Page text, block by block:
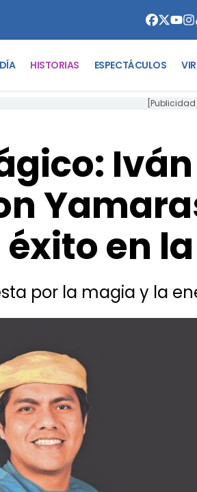
HISTORIAS ESPECTÁCULOS
[Publicidad]
éxito en
por la magia y la